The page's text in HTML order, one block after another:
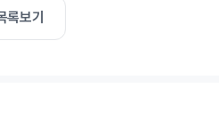
록보기